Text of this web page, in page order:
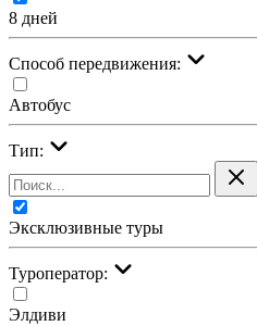
8 дней
Cпособ передвижения:
Автобус
Тип:
Эксклюзивные туры
Туроператор:
Элдиви